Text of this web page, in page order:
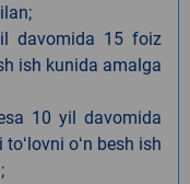
davomida 15 foiz
ish kunida amalga
10 yil davomida
oʻn besh ish